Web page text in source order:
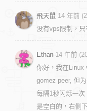
飛天鼠 14 年前
没有vps限制，只
Ethan 14 年前
你好，我在Linux
gomez peer, 但
每隔1秒闪烁一
是空白的，右侧